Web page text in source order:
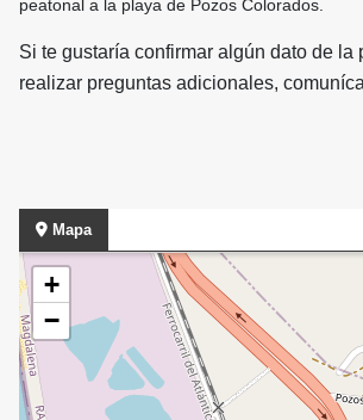
peatonal a la playa de Pozos Colorados.
Si te gustaría confirmar algún dato de la
realizar preguntas adicionales,
Mapa
+
−